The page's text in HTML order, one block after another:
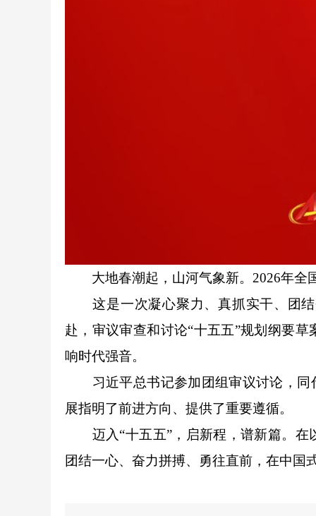
大地春潮起，山河气象新。2026年全
这是一次凝心聚力、真抓实干、团结
赴，审议审查和讨论“十五五”规划纲要
响时代强音。
习近平总书记参加团组审议讨论，同
展指明了前进方向、提供了重要遵循。
迈入“十五五”，启新程，谱新篇。在
团结一心、奋力拼搏、勇往直前，在中国